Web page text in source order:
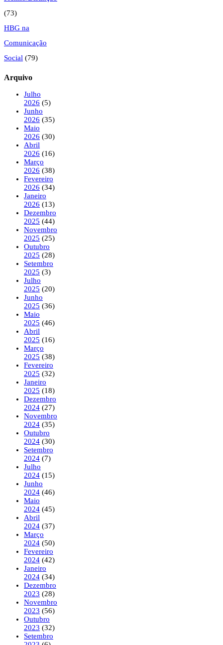
(73)
HBG na
Comunicação
Social (79)
Arquivo
Julho
2026 (5)
Junho
2026 (35)
Maio
2026 (30)
Abril
2026 (16)
Março
2026 (38)
Fevereiro
2026 (34)
Janeiro
2026 (13)
Dezembro
2025 (44)
Novembro
2025 (25)
Outubro
2025 (28)
Setembro
2025 (3)
Julho
2025 (20)
Junho
2025 (36)
Maio
2025 (46)
Abril
2025 (16)
Março
2025 (38)
Fevereiro
2025 (32)
Janeiro
2025 (18)
Dezembro
2024 (27)
Novembro
2024 (35)
Outubro
2024 (30)
Setembro
2024 (7)
Julho
2024 (15)
Junho
2024 (46)
Maio
2024 (45)
Abril
2024 (37)
Março
2024 (50)
Fevereiro
2024 (42)
Janeiro
2024 (34)
Dezembro
2023 (28)
Novembro
2023 (56)
Outubro
2023 (32)
Setembro